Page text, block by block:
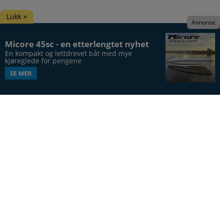
Micore 45sc - en etterlengtet nyhet
En kompakt og lettdrevet båt med mye
kjøreglede for pengene
SE MER
Annonse
Lukk ×